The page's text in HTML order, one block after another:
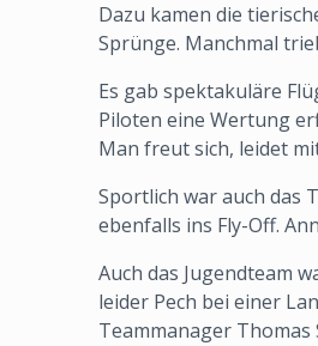
Dazu kamen die
Sprünge. Manchmal
Es gab spektakuläre
Piloten eine Wertung
Man freut sich, leidet
Sportlich war auch das
ebenfalls ins Fly-Off.
Auch das Jugendteam
leider Pech bei einer
Teammanager